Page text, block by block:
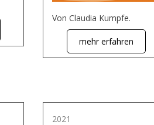
Von Claudia Kumpfe.
mehr erfahren
2021